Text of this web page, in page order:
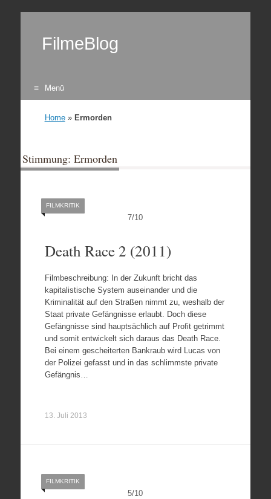
FilmeBlog
Menü
Home» Ermorden
Stimmung: Ermorden
7/10
FILMKRITIK
Death Race 2 (2011)
Filmbeschreibung: In der Zukunft bricht das
kapitalistische System auseinander und die
Kriminalität auf den Straßen nimmt zu, weshalb der
Staat private Gefängnisse erlaubt. Doch diese
Gefängnisse sind hauptsächlich auf Profit getrimmt
und somit entwickelt sich daraus das Death Race.
Bei einem gescheiterten Bankraub wird Lucas von
der Polizei gefasst und in das schlimmste private
Gefängnis…
13. Juli 2013
5/10
FILMKRITIK